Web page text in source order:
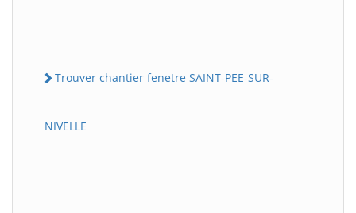
Trouver chantier fenetre SAINT-PEE-SUR-
NIVELLE